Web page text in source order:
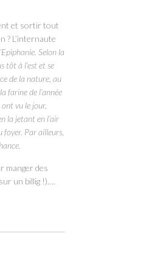
et sortir tout
? L’internaute
Selon la
tôt à l’est et se
de la nature, au
farine de l’année
vu le jour,
la jetant en l’air
foyer. Par ailleurs,
manger des
un billig !).…